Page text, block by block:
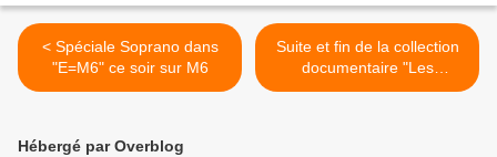
< Spéciale Soprano dans
"E=M6" ce soir sur M6
Suite et fin de la collection
documentaire "Les
Effrontées - Le cinéma au
Hébergé par Overblog